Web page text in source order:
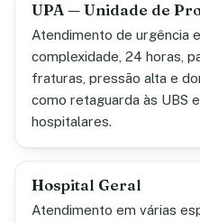
UPA — Unidade de
Atendimento de urgência
complexidade, 24 horas,
fraturas, pressão alta e
como retaguarda às UBS
hospitalares.
Hospital Geral
Atendimento em várias